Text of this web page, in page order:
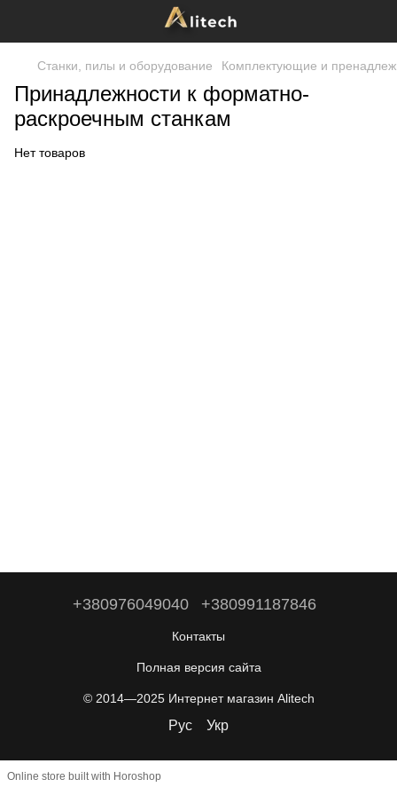
Станки, пилы и оборудование Комплектующие и
Принадлежности к форматно-
раскроечным станкам
Нет товаров
+380976049040 +380991187846
Контакты
Полная версия сайта
© 2014—2025 Интернет магазин Alitech
Рус Укр
Online store built with Horoshop